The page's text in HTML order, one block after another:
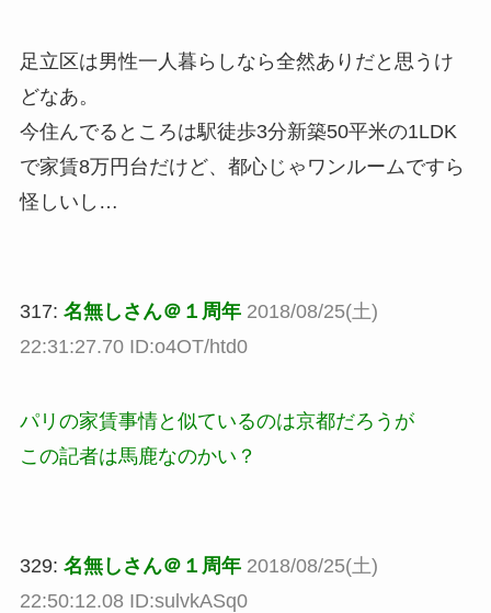
足立区は男性一人暮らしなら全然ありだと思うけ
どなあ。
今住んでるところは駅徒歩3分新築50平米の1LDK
で家賃8万円台だけど、都心じゃワンルームですら
怪しいし…
317: 名無しさん＠１周年 2018/08/25(土)
22:31:27.70 ID:o4OT/htd0
パリの家賃事情と似ているのは京都だろうが
この記者は馬鹿なのかい？
329: 名無しさん＠１周年 2018/08/25(土)
22:50:12.08 ID:sulvkASq0